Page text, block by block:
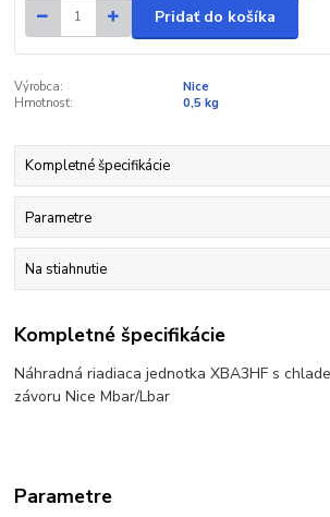
Pridať do košíka
Výrobca:
Nice
Hmotnosť:
0,5 kg
Kompletné špecifikácie
Parametre
Na stiahnutie
Kompletné špecifikácie
Náhradná riadiaca jednotka XBA3HF s
závoru Nice Mbar/Lbar
Parametre